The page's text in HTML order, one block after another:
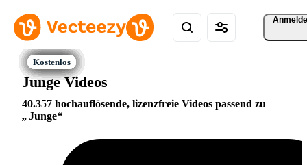
Junge Videos
40.357 hochauflösende, lizenzfreie Videos passend zu
Junge